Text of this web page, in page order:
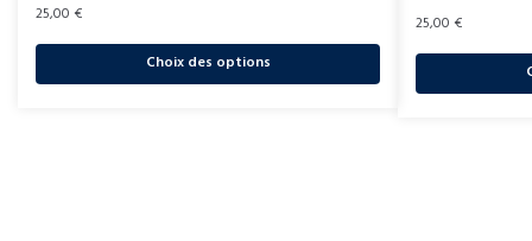
25,00 €
Choix des options
25,00 €